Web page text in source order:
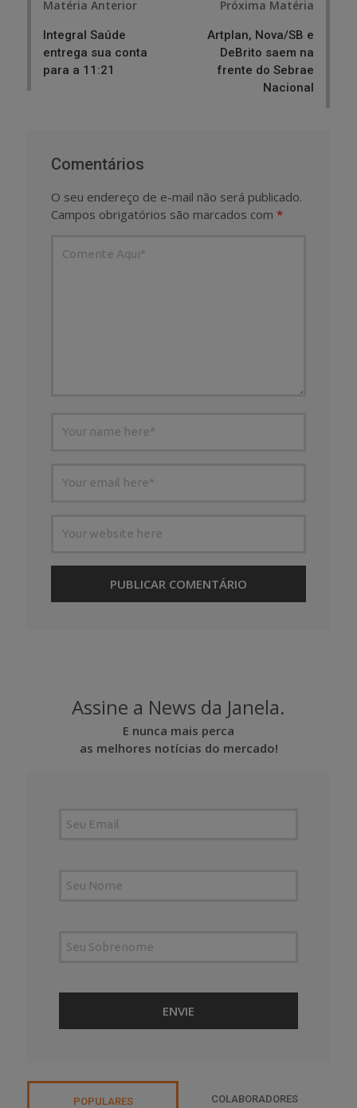
Matéria Anterior
Integral Saúde
entrega sua conta
para a 11:21
Próxima Matéria
Artplan, Nova/SB e
DeBrito saem na
frente do Sebrae
Nacional
Comentários
O seu endereço de e-mail não será publicado.
Campos obrigatórios são marcados com *
Assine a News da Janela.
E nunca mais perca
as melhores notícias do mercado!
POPULARES COLABORADORES